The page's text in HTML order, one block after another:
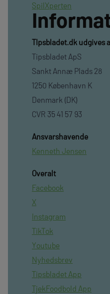
SpilXperten
TIpsbladet.dk udgives
Tipsbladet ApS
Sankt Annæ Plads 28
1250 København K
Denmark (DK)
CVR 35 41 57 93
Ansvarshavende
Kenneth Jensen
Overalt
Facebook
X
Instagram
TikTok
Youtube
Nyhedsbrev
Tipsbladet App
TjekFoodbold App